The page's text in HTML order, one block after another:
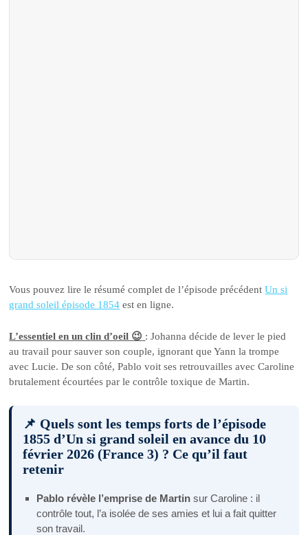
Vous pouvez lire le résumé complet de l’épisode précédentUn si
grand soleil épisode 1854 est en ligne.
L’essentiel en un clin d’oeil 😉 : Johanna décide de lever le pied
au travail pour sauver son couple, ignorant que Yann la trompe
avec Lucie. De son côté, Pablo voit ses retrouvailles avec Caroline
brutalement écourtées par le contrôle toxique de Martin.
📌 Quels sont les temps forts de l’épisode
1855 d’Un si grand soleil en avance du 10
février 2026 (France 3) ? Ce qu’il faut
retenir
Pablo révèle l’emprise de Martin sur Caroline : il
contrôle tout, l’a isolée de ses amies et lui a fait quitter
son travail.